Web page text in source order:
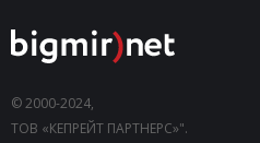
© 2000-2024,
ТОВ «КЕПРЕЙТ ПАРТНЕРС»".